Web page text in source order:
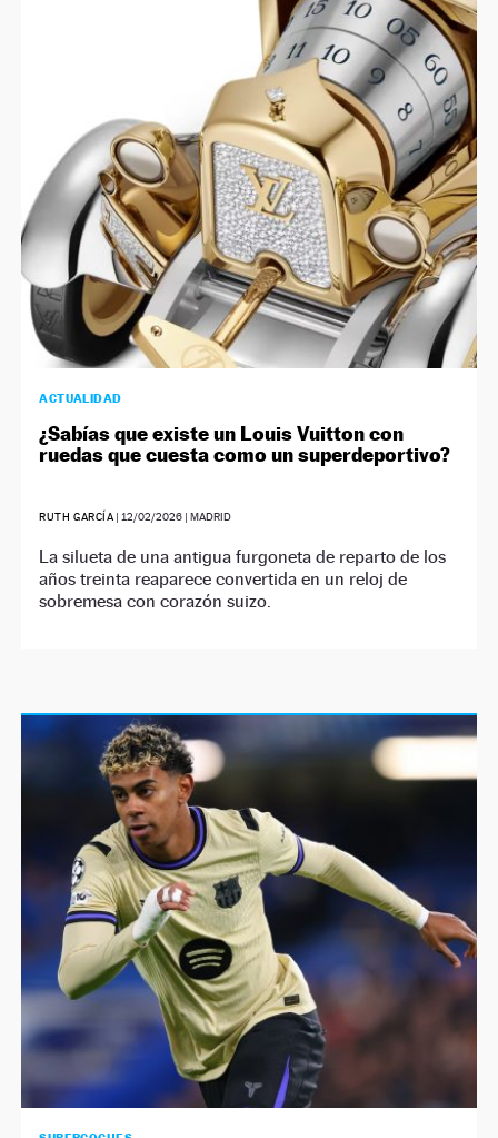
ACTUALIDAD
¿Sabías que existe un Louis Vuitton con
ruedas que cuesta como un superdeportivo?
RUTH GARCÍA | 12/02/2026 | MADRID
La silueta de una antigua furgoneta de reparto de los
años treinta reaparece convertida en un reloj de
sobremesa con corazón suizo.